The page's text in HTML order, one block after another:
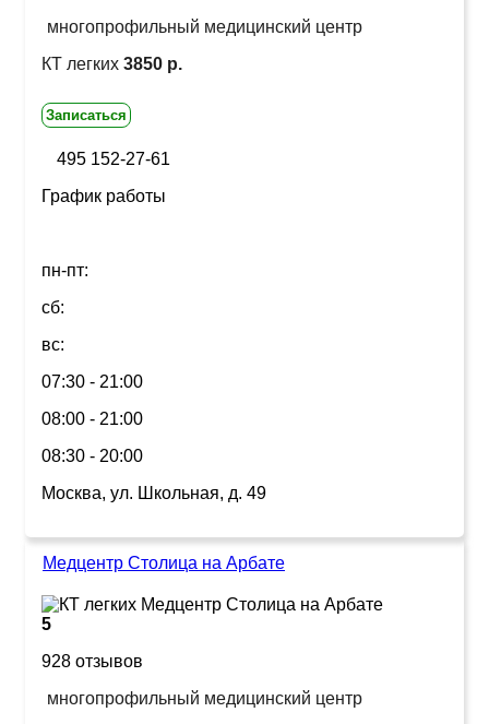
многопрофильный медицинский центр
КТ легких 3850 р.
Записаться
495 152-27-61
График работы
пн-пт:
сб:
вс:
07:30 - 21:00
08:00 - 21:00
08:30 - 20:00
Москва, ул. Школьная, д. 49
Медцентр Столица на Арбате
5
928 отзывов
многопрофильный медицинский центр